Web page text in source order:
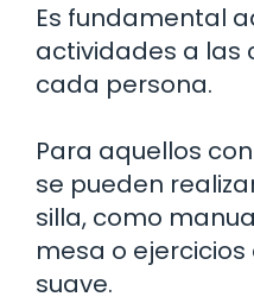
Es fundamental
actividades a las
cada persona.
Para aquellos
se pueden
silla, como
mesa o
suave.